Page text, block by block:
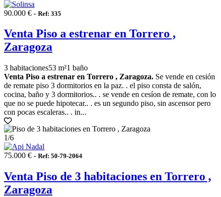
90.000 € - Ref: 335
Venta Piso a estrenar en Torrero ,
Zaragoza
3 habitaciones53 m²1 baño
Venta Piso a estrenar en Torrero , Zaragoza. Se vende en cesión
de remate piso 3 dormitorios en la paz. . el piso consta de salón,
cocina, baño y 3 dormitorios.. . se vende en cesíon de remate, con lo
que no se puede hipotecar.. . es un segundo piso, sin ascensor pero
con pocas escaleras.. . in...
1/6
75.000 € - Ref: 50-79-2064
Venta Piso de 3 habitaciones en Torrero ,
Zaragoza